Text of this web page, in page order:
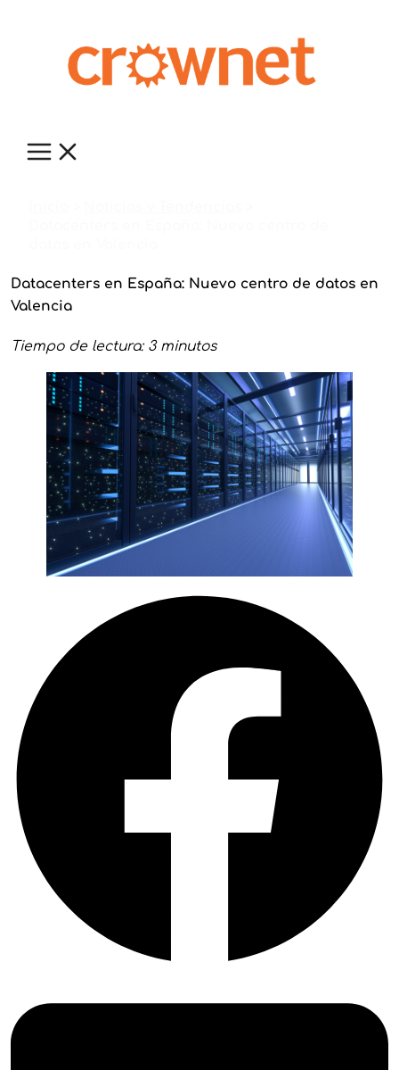
contenido
Datacenters en España: Nuevo centro de datos en
Valencia
Tiempo de lectura: 3 minutos